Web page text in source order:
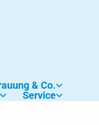
& Co.
Service